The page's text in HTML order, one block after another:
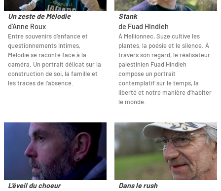
Un zeste de Mélodie
d'Anne Roux
Entre souvenirs d’enfance et
questionnements intimes,
Mélodie se raconte face à la
caméra. Un portrait délicat sur la
construction de soi, la famille et
les traces de l’absence.
Stank
de Fuad Hindieh
À Mellionnec, Suze cultive les
plantes, la poésie et le silence. À
travers son regard, le réalisateur
palestinien Fuad Hindieh
compose un portrait
contemplatif sur le temps, la
liberté et notre manière d’habiter
le monde.
L'éveil du choeur
Dans le rush